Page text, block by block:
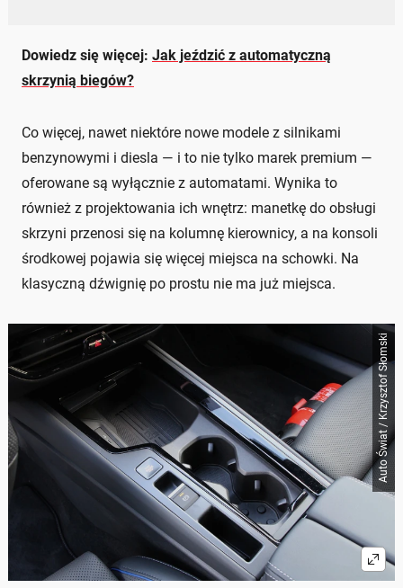
Dowiedz się więcej: Jak jeździć z automatyczną
skrzynią biegów?
Co więcej, nawet niektóre nowe modele z silnikami
benzynowymi i diesla — i to nie tylko marek premium —
oferowane są wyłącznie z automatami. Wynika to
również z projektowania ich wnętrz: manetkę do obsługi
skrzyni przenosi się na kolumnę kierownicy, a na konsoli
środkowej pojawia się więcej miejsca na schowki. Na
klasyczną dźwignię po prostu nie ma już miejsca.
Auto Świat / Krzysztof Słomski